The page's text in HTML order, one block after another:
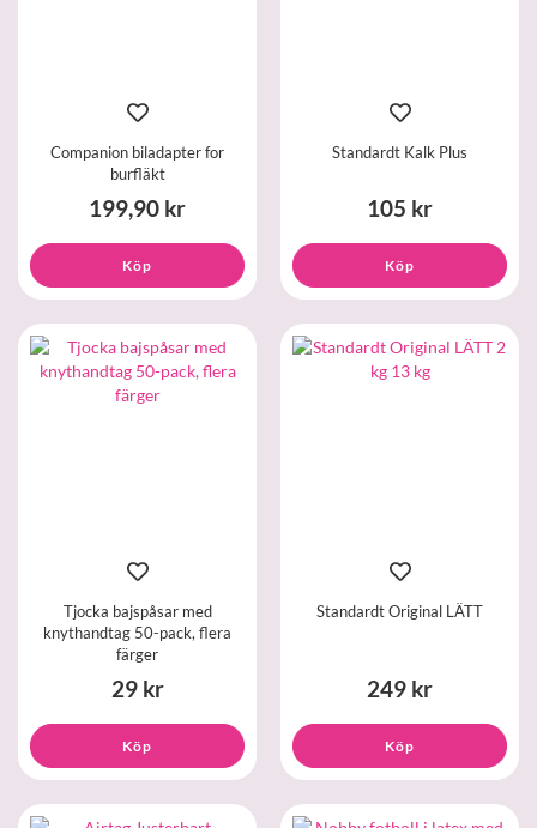
Companion biladapter for
burfläkt
199,90 kr
Köp
Standardt Kalk Plus
105 kr
Köp
Tjocka bajspåsar med
knythandtag 50-pack, flera
färger
29 kr
Köp
Standardt Original LÄTT
249 kr
Köp